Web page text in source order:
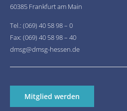
60385 Frankfurt am Main
Tel.: (069) 40 58 98 – 0
Fax: (069) 40 58 98 – 40
dmsg@dmsg-hessen.de
Mitglied werden